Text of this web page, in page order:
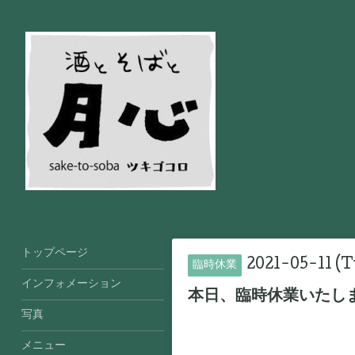
臨時休業 2021-05-11
本日、臨時休業いたし
トップページ
インフォメーション
写真
メニュー